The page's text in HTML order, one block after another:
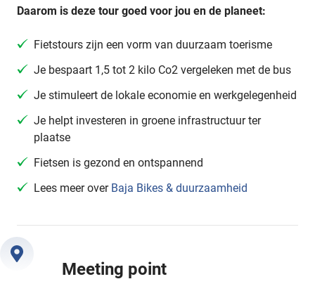
Daarom is deze tour goed voor jou en de planeet:
Fietstours zijn een vorm van duurzaam toerisme
Je bespaart 1,5 tot 2 kilo Co2 vergeleken met de bus
Je stimuleert de lokale economie en werkgelegenheid
Je helpt investeren in groene infrastructuur ter
plaatse
Fietsen is gezond en ontspannend
Lees meer over Baja Bikes & duurzaamheid
Meeting point